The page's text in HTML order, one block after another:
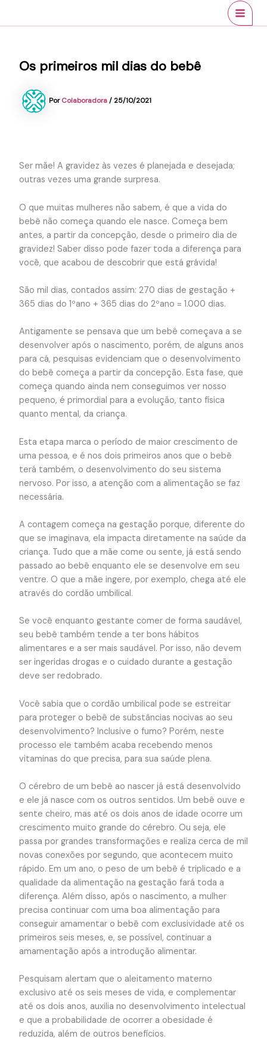
Os primeiros mil dias do bebê
PorColaboradora/25/10/2021
Ser mãe! A gravidez às vezes é planejada e desejada;
outras vezes uma grande surpresa.
O que muitas mulheres não sabem, é que a vida do
bebê não começa quando ele nasce. Começa bem
antes, a partir da concepção, desde o primeiro dia de
gravidez! Saber disso pode fazer toda a diferença para
você, que acabou de descobrir que está grávida!
São mil dias, contados assim: 270 dias de gestação +
365 dias do 1ºano + 365 dias do 2ºano = 1.000 dias.
Antigamente se pensava que um bebê começava a se
desenvolver após o nascimento, porém, de alguns anos
para cá, pesquisas evidenciam que o desenvolvimento
do bebê começa a partir da concepção. Esta fase, que
começa quando ainda nem conseguimos ver nosso
pequeno, é primordial para a evolução, tanto física
quanto mental, da criança.
Esta etapa marca o período de maior crescimento de
uma pessoa, e é nos dois primeiros anos que o bebê
terá também, o desenvolvimento do seu sistema
nervoso. Por isso, a atenção com a alimentação se faz
necessária.
A contagem começa na gestação porque, diferente do
que se imaginava, ela impacta diretamente na saúde da
criança. Tudo que a mãe come ou sente, já está sendo
passado ao bebê enquanto ele se desenvolve em seu
ventre. O que a mãe ingere, por exemplo, chega até ele
através do cordão umbilical.
Se você enquanto gestante comer de forma saudável,
seu bebê também tende a ter bons hábitos
alimentares e a ser mais saudável. Por isso, não devem
ser ingeridas drogas e o cuidado durante a gestação
deve ser redobrado.
Você sabia que o cordão umbilical pode se estreitar
para proteger o bebê de substâncias nocivas ao seu
desenvolvimento? Inclusive o fumo? Porém, neste
processo ele também acaba recebendo menos
vitaminas do que precisa, para sua saúde plena.
O cérebro de um bebê ao nascer já está desenvolvido
e ele já nasce com os outros sentidos. Um bebê ouve e
sente cheiro, mas até os dois anos de idade ocorre um
crescimento muito grande do cérebro. Ou seja, ele
passa por grandes transformações e realiza cerca de mil
novas conexões por segundo, que acontecem muito
rápido. Em um ano, o peso de um bebê é triplicado e a
qualidade da alimentação na gestação fará toda a
diferença. Além disso, após o nascimento, a mulher
precisa continuar com uma boa alimentação para
conseguir amamentar o bebê com exclusividade até os
primeiros seis meses, e, se possível, continuar a
amamentação após a introdução alimentar.
Pesquisam alertam que o aleitamento materno
exclusivo até os seis meses de vida, e complementar
até os dois anos, auxilia no desenvolvimento intelectual
e que a probabilidade de ocorrer a obesidade é
reduzida, além de outros benefícios.